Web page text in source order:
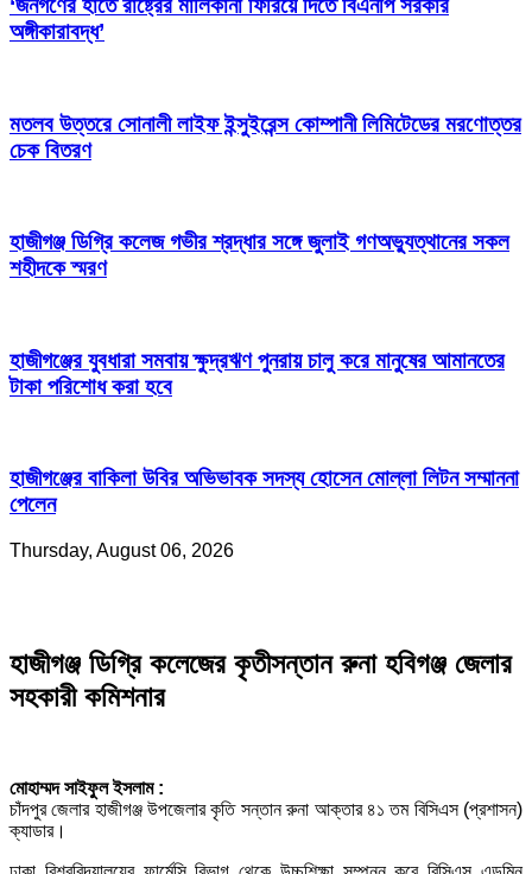
‘জনগণের হাতে রাষ্ট্রের মালিকানা ফিরিয়ে দিতে বিএনপি সরকার
অঙ্গীকারাবদ্ধ’
মতলব উত্তরে সোনালী লাইফ ইন্সুইরেন্স কোম্পানী লিমিটেডের মরণোত্তর
চেক বিতরণ
হাজীগঞ্জ ডিগ্রি কলেজ গভীর শ্রদ্ধার সঙ্গে জুলাই গণঅভ্যুত্থানের সকল
শহীদকে স্মরণ
হাজীগঞ্জের যুবধারা সমবায় ক্ষুদ্রঋণ পুনরায় চালু করে মানুষের আমানতের
টাকা পরিশোধ করা হবে
হাজীগঞ্জের বাকিলা উবির অভিভাবক সদস্য হোসেন মোল্লা লিটন সম্মাননা
পেলেন
Thursday, August 06, 2026
হাজীগঞ্জ ডিগ্রি কলেজের কৃতীসন্তান রুনা হবিগঞ্জ জেলার
সহকারী কমিশনার
মোহাম্মদ সাইফুল ইসলাম :
চাঁদপুর জেলার হাজীগঞ্জ উপজেলার কৃতি সন্তান রুনা আক্তার ৪১ তম বিসিএস (প্রশাসন)
ক্যাডার।